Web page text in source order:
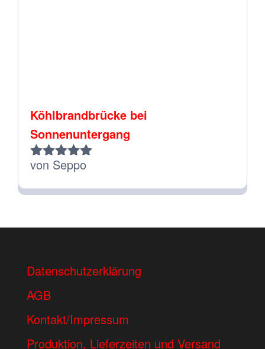
Köhlbrandbrücke bei
Sonnenuntergang
Bewertet
von Seppo
Datenschutzerklärung
AGB
Kontakt/Impressum
Produktion, Lieferzeiten und Versand